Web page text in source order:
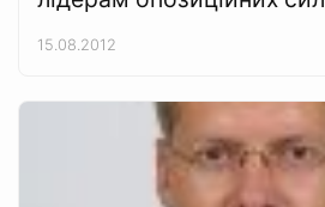
15.08.2012